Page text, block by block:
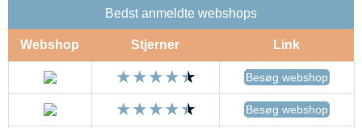
Bedst anmeldte webshops
Webshop Stjerner Link
Besøg webshop
Besøg webshop